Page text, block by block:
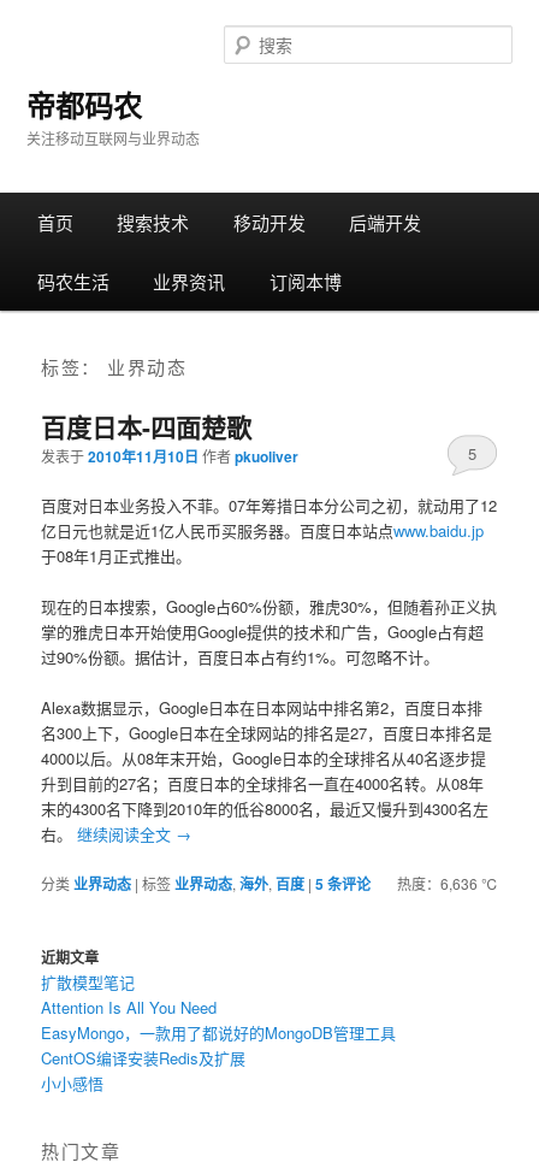
帝都码农
关注移动互联网与业界动态
索
跳
转
文
跳
转
栏
首页 搜索技术 移动开发 后端开发
码农生活 业界资讯 订阅本博
标签： 业界动态
百度日本-四面楚歌
发表于2010年11月10日 作者pkuoliver 5
百度对日本业务投入不菲。07年筹措日本分公司之初，就动用了12
亿日元也就是近1亿人民币买服务器。百度日本站点www.baidu.jp
于08年1月正式推出。
现在的日本搜索，Google占60%份额，雅虎30%，但随着孙正义执
掌的雅虎日本开始使用Google提供的技术和广告，Google占有超
过90%份额。据估计，百度日本占有约1%。可忽略不计。
Alexa数据显示，Google日本在日本网站中排名第2，百度日本排
名300上下，Google日本在全球网站的排名是27，百度日本排名是
4000以后。从08年末开始，Google日本的全球排名从40名逐步提
升到目前的27名；百度日本的全球排名一直在4000名转。从08年
末的4300名下降到2010年的低谷8000名，最近又慢升到4300名左
右。继续阅读全文 →
分类业界动态 |标签业界动态,海外,百度 |5条评论 热度：6,636 ℃
近期文章
扩散模型笔记
Attention Is All You Need
EasyMongo，一款用了都说好的MongoDB管理工具
CentOS编译安装Redis及扩展
小小感悟
热门文章